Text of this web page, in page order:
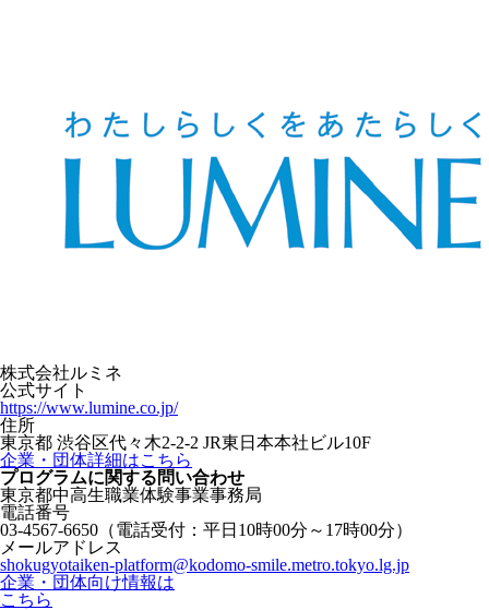
株式会社ルミネ
公式サイト
https://www.lumine.co.jp/
住所
東京都 渋谷区代々木2-2-2 JR東日本本社ビル10F
企業・団体詳細はこちら
プログラムに関する問い合わせ
東京都中高生職業体験事業事務局
電話番号
03-4567-6650 （電話受付：平日10時00分～17時00分）
メールアドレス
shokugyotaiken-platform@kodomo-smile.metro.tokyo.lg.jp
企業・団体向け情報は
こちら